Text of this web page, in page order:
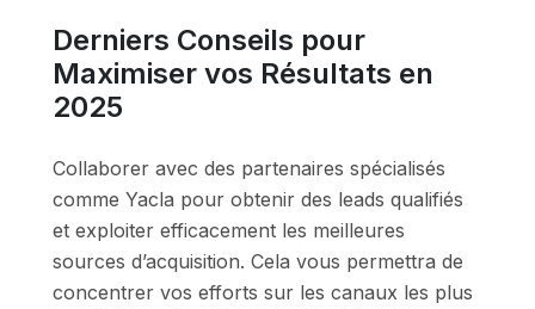
Derniers Conseils pour
Maximiser vos Résultats en
2025
Collaborer avec des partenaires spécialisés
comme Yacla pour obtenir des leads qualifiés
et exploiter efficacement les meilleures
sources d’acquisition. Cela vous permettra de
concentrer vos efforts sur les canaux les plus